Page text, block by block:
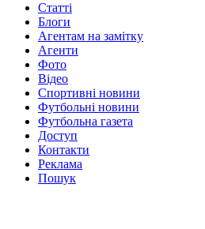
Статті
Блоги
Агентам на замітку
Агенти
Фото
Відео
Спортивні новини
Футбольні новини
Футбольна газета
Доступ
Контакти
Реклама
Пошук